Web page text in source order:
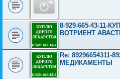
8-929-665-43-
ВОТРИЕНТ
Re: 89296654311-
МЕДИКАМЕНТЫ